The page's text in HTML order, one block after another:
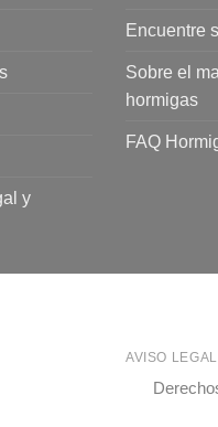
y
Encuentre
Sobre el
hormigas
FAQ
AVISO LEGAL